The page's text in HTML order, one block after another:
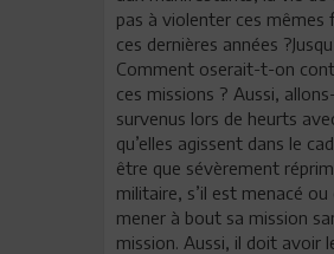
pas à violenter ces mêmes
ces dernières années
Comment oserait-t-on
ces missions ? Aussi,
survenus lors de heurts
qu’elles agissent dans le
être que sévèrement
militaire, s’il est menacé
mener à bout sa mission
mission. Aussi, il doit avoir